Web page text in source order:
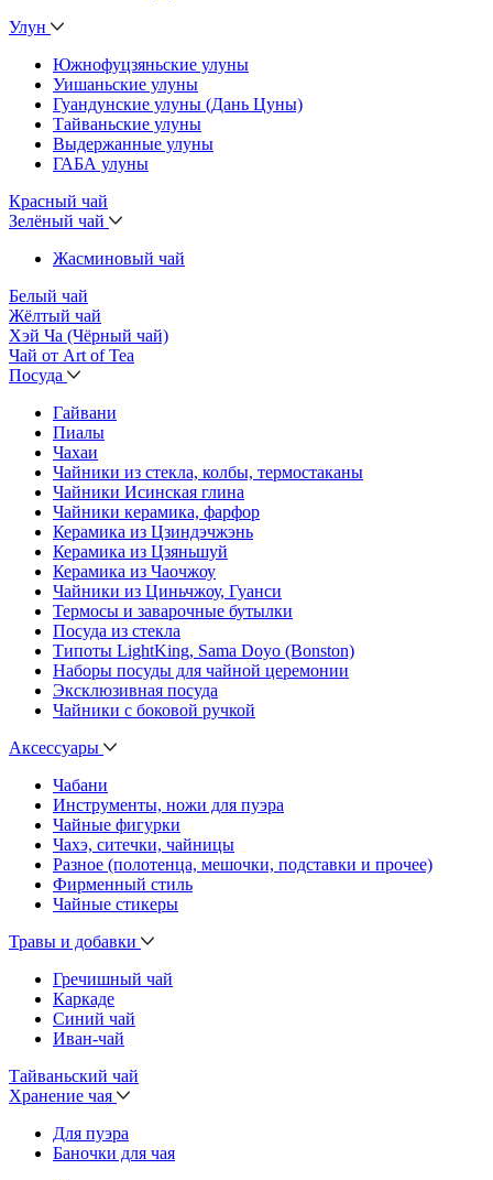
Улун
Южнофуцзяньские улуны
Уишаньские улуны
Гуандунские улуны (Дань Цуны)
Тайваньские улуны
Выдержанные улуны
ГАБА улуны
Красный чай
Зелёный чай
Жасминовый чай
Белый чай
Жёлтый чай
Хэй Ча (Чёрный чай)
Чай от Art of Tea
Посуда
Гайвани
Пиалы
Чахаи
Чайники из стекла, колбы, термостаканы
Чайники Исинская глина
Чайники керамика, фарфор
Керамика из Цзиндэчжэнь
Керамика из Цзяньшуй
Керамика из Чаочжоу
Чайники из Циньчжоу, Гуанси
Термосы и заварочные бутылки
Посуда из стекла
Типоты LightKing, Sama Doyo (Bonston)
Наборы посуды для чайной церемонии
Эксклюзивная посуда
Чайники с боковой ручкой
Аксессуары
Чабани
Инструменты, ножи для пуэра
Чайные фигурки
Чахэ, ситечки, чайницы
Разное (полотенца, мешочки, подставки и прочее)
Фирменный стиль
Чайные стикеры
Травы и добавки
Гречишный чай
Каркаде
Синий чай
Иван-чай
Тайваньский чай
Хранение чая
Для пуэра
Баночки для чая